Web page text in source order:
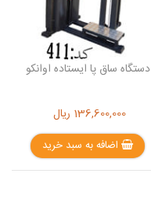
دستگاه ساق پا ایستاده اوانکو
136,600,000 ریال
اضافه به سبد خرید